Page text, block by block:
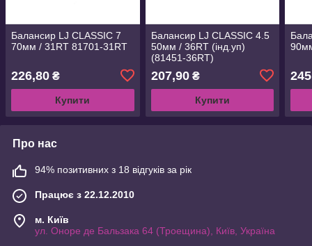
Балансир LJ CLASSIC 7
70мм / 31RT 81701-31RT
226,80 ₴
Купити
Балансир LJ CLASSIC 4.5
50мм / 36RT (інд.уп)
(81451-36RT)
207,90₴
Купити
Про нас
94% позитивних з 18 відгуків за рік
Працює з 22.12.2010
м. Київ
ул. Оноре де Бальзака 64 (Троещина), Київ, Україна